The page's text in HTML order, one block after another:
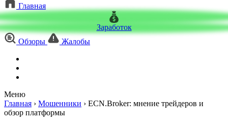
Главная
Заработок
Обзоры
Жалобы
Меню
Главная › Мошенники › ECN.Broker: мнение трейдеров и
обзор платформы